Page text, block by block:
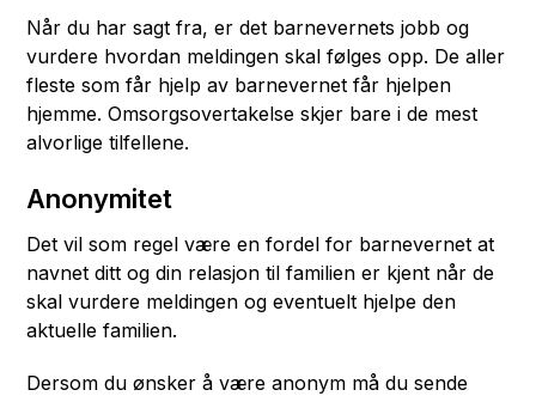
Når du har sagt fra, er det barnevernets jobb og
vurdere hvordan meldingen skal følges opp. De aller
fleste som får hjelp av barnevernet får hjelpen
hjemme. Omsorgsovertakelse skjer bare i de mest
alvorlige tilfellene.
Anonymitet
Det vil som regel være en fordel for barnevernet at
navnet ditt og din relasjon til familien er kjent når de
skal vurdere meldingen og eventuelt hjelpe den
aktuelle familien.
Dersom du ønsker å være anonym må du sende